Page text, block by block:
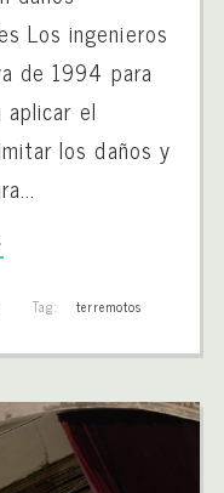
Los ingenieros
de 1994 para
aplicar el
los daños y
Tag: terremotos